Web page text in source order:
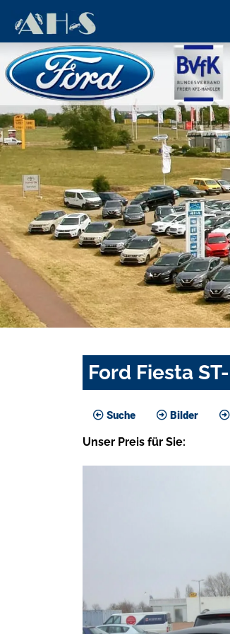
Ford Fiesta
Suche Bilder
Unser Preis für Sie: